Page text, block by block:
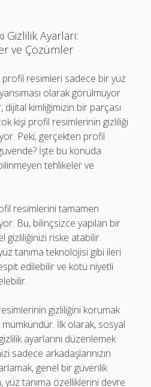
Ayarları:
ve Çözümler
profil resimleri sadece bir yüz
olarak görülmüyor.
dijital kimliğimizin bir parçası
kişi profil resimlerinin gizliliği
Peki, gerçekten profil
İşte bu konuda
tehlikeler ve
resimlerini tamamen
Bu, bilinçsizce yapılan bir
gizliliğinizi riske atabilir.
tanıma teknolojisi gibi ileri
edilebilir ve kötü niyetli
gizliliğini korumak
mümkündür. İlk olarak, sosyal
ayarlarını düzenlemek
sadece arkadaşlarınızın
genel bir güvenlik
yüz tanıma özelliklerini devre